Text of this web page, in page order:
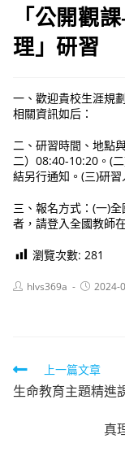
「公開觀
理」研習
一、歡迎貴校生涯規
相關資訊如后：
二、研習時間、地點
二）08:40-10:20。(
結另行通知。(三)研習
三、報名方式：(一)
者，請登入全國教師
瀏覽次數: 281
Posthlvs369a
Post2024-
Read
more
上一篇文章
生命教育主題精進
真